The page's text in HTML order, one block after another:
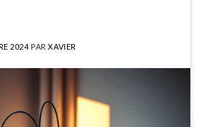
2024 PARXAVIER